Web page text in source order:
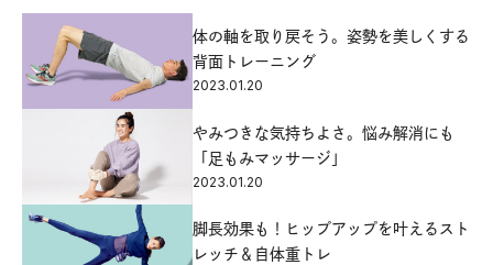
体の軸を取り戻そう。姿勢を美しくする
背面トレーニング
2023.01.20
やみつきな気持ちよさ。悩み解消にも
「足もみマッサージ」
2023.01.20
脚長効果も！ヒップアップを叶えるスト
レッチ＆自体重トレ